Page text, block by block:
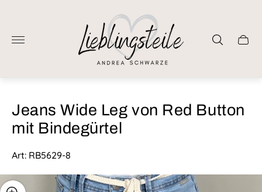
Laden-
Logo"
Jeans Wide Leg von Red Button
mit Bindegürtel
Art: RB5629-8